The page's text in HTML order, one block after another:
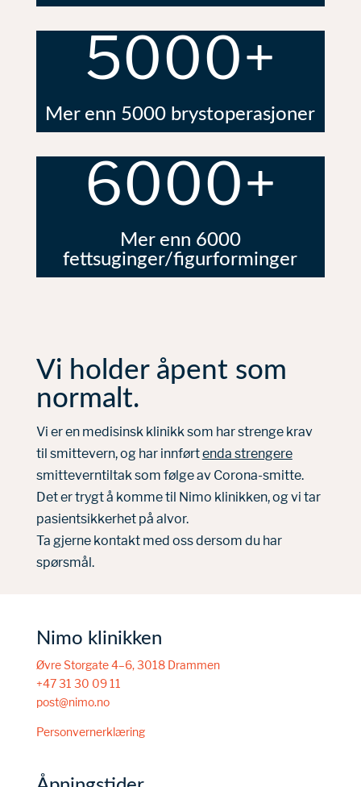
5000+
Mer enn 5000 brystoperasjoner
6000+
Mer enn 6000
fettsuginger/figurforminger
Vi holder åpent som
normalt.
Vi er en medisinsk klinikk som har strenge krav
til smittevern, og har innførtenda strengere
smitteverntiltak som følge av Corona-smitte.
Det er trygt å komme til Nimo klinikken, og vi tar
pasientsikkerhet på alvor.
Ta gjerne kontakt med oss dersom du har
spørsmål.
Nimo klinikken
Øvre Storgate 4–6, 3018 Drammen
+47 31 30 09 11
post@nimo.no
Personvernerklæring